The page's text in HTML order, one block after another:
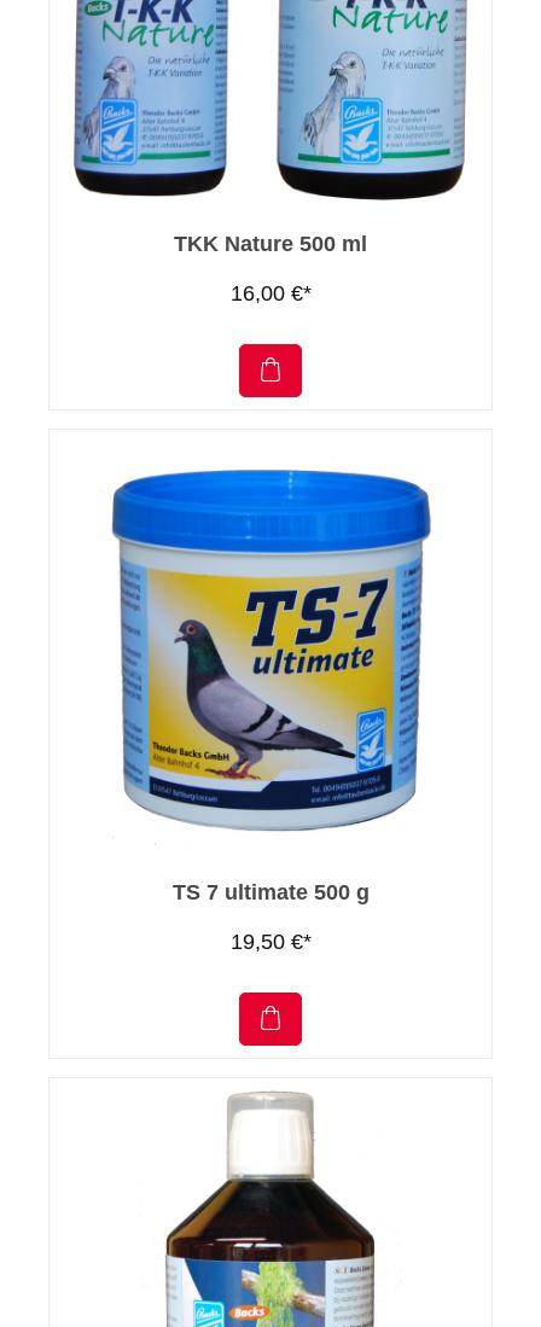
TKK Nature 500 ml
16,00 €*
TS 7 ultimate 500 g
19,50 €*